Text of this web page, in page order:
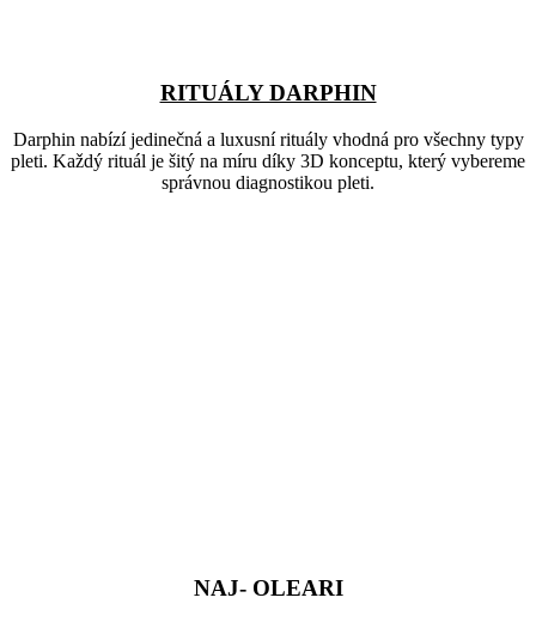
RITUÁLY DARPHIN
Darphin nabízí jedinečná a luxusní rituály vhodná pro všechny typy
pleti. Každý rituál je šitý na míru díky 3D konceptu, který vybereme
správnou diagnostikou pleti.
NAJ- OLEARI